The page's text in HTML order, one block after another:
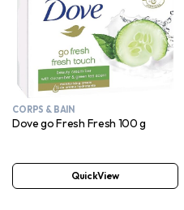
CORPS & BAIN
Dove go Fresh Fresh 100 g
QuickView